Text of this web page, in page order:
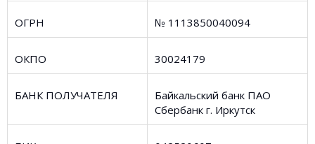
ОГРН № 1113850040094
ОКПО 30024179
БАНК ПОЛУЧАТЕЛЯ
Байкальский банк ПАО
Сбербанк г. Иркутск